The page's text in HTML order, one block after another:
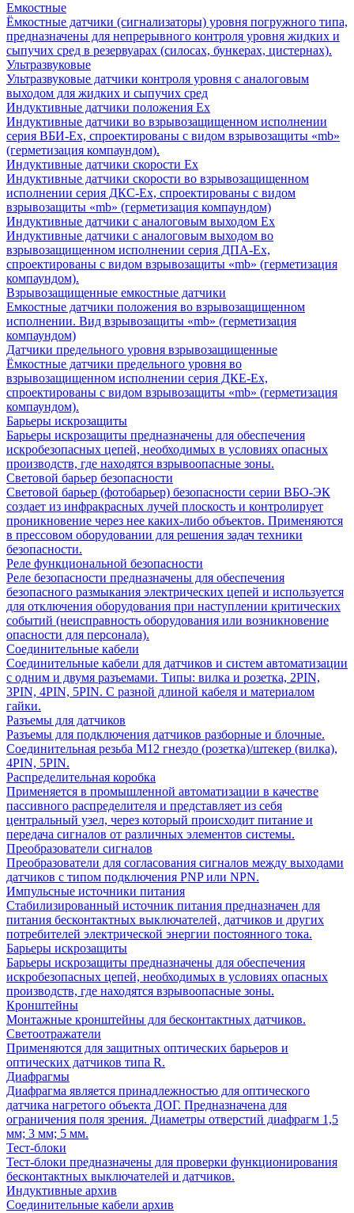
Емкостные
Ёмкостные датчики (сигнализаторы) уровня погружного типа,
предназначены для непрерывного контроля уровня жидких и
сыпучих сред в резервуарах (силосах, бункерах, цистернах).
Ультразвуковые
Ультразвуковые датчики контроля уровня с аналоговым
выходом для жидких и сыпучих сред
Индуктивные датчики положения Ех
Индуктивные датчики во взрывозащищенном исполнении
серия ВБИ-Ех, спроектированы с видом взрывозащиты «mb»
(герметизация компаундом).
Индуктивные датчики скорости Ех
Индуктивные датчики скорости во взрывозащищенном
исполнении серия ДКС-Ех, спроектированы с видом
взрывозащиты «mb» (герметизация компаундом)
Индуктивные датчики с аналоговым выходом Ех
Индуктивные датчики с аналоговым выходом во
взрывозащищенном исполнении серия ДПА-Ех,
спроектированы с видом взрывозащиты «mb» (герметизация
компаундом).
Взрывозащищенные емкостные датчики
Емкостные датчики положения во взрывозащищенном
исполнении. Вид взрывозащиты «mb» (герметизация
компаундом)
Датчики предельного уровня взрывозащищенные
Ёмкостные датчики предельного уровня во
взрывозащищенном исполнении серия ДКЕ-Ех,
спроектированы с видом взрывозащиты «mb» (герметизация
компаундом).
Барьеры искрозащиты
Барьеры искрозащиты предназначены для обеспечения
искробезопасных цепей, необходимых в условиях опасных
производств, где находятся взрывоопасные зоны.
Световой барьер безопасности
Световой барьер (фотобарьер) безопасности серии ВБО-ЭК
создает из инфракрасных лучей плоскость и контролирует
проникновение через нее каких-либо объектов. Применяются
в прессовом оборудовании для решения задач техники
безопасности.
Реле функциональной безопасности
Реле безопасности предназначены для обеспечения
безопасного размыкания электрических цепей и используется
для отключения оборудования при наступлении критических
событий (неисправность оборудования или возникновение
опасности для персонала).
Соединительные кабели
Соединительные кабели для датчиков и систем автоматизации
с одним и двумя разъемами. Типы: вилка и розетка, 2PIN,
3PIN, 4PIN, 5PIN. С разной длиной кабеля и материалом
гайки.
Разъемы для датчиков
Разъемы для подключения датчиков разборные и блочные.
Соединительная резьба М12 гнездо (розетка)/штекер (вилка),
4PIN, 5PIN.
Распределительная коробка
Применяется в промышленной автоматизации в качестве
пассивного распределителя и представляет из себя
центральный узел, через который происходит питание и
передача сигналов от различных элементов системы.
Преобразователи сигналов
Преобразователи для согласования сигналов между выходами
датчиков с типом подключения PNP или NPN.
Импульсные источники питания
Стабилизированный источник питания предназначен для
питания бесконтактных выключателей, датчиков и других
потребителей электрической энергии постоянного тока.
Барьеры искрозащиты
Барьеры искрозащиты предназначены для обеспечения
искробезопасных цепей, необходимых в условиях опасных
производств, где находятся взрывоопасные зоны.
Кронштейны
Монтажные кронштейны для бесконтактных датчиков.
Светоотражатели
Применяются для защитных оптических барьеров и
оптических датчиков типа R.
Диафрагмы
Диафрагма является принадлежностью для оптического
датчика нагретого объекта ДОГ. Предназначена для
ограничения поля зрения. Диаметры отверстий диафрагм 1,5
мм; 3 мм; 5 мм.
Тест-блоки
Тест-блоки предназначены для проверки функционирования
бесконтактных выключателей и датчиков.
Индуктивные архив
Соединительные кабели архив